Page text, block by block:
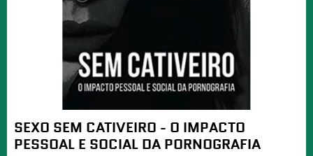
SEXO SEM CATIVEIRO - O IMPACTO
PESSOAL E SOCIAL DA PORNOGRAFIA